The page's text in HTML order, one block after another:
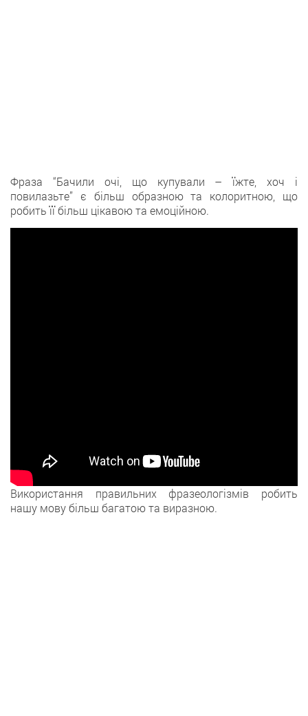
Фраза “Бачили очі, що купували – їжте, хоч і
повилазьте” є більш образною та колоритною, що
робить її більш цікавою та емоційною.
Використання правильних фразеологізмів робить
нашу мову більш багатою та виразною.